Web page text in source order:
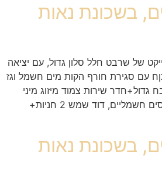
חדרים, בשכונת נאות
של שרבט חלל סלון גדול, עם יציאה
נוףפתןח עם סגירת חורף הקות מים חשמל וגז
גדול+חדר שירות צמוד מיזוג מיני
מרכזי + עילי בממד תריסים חשמליים, דוד שמש 2 חניות+
חדרים, בשכונת נאות